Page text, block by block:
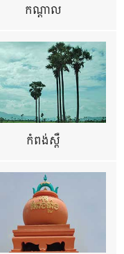
កណ្តាល
កំពង់ស្ពឺ